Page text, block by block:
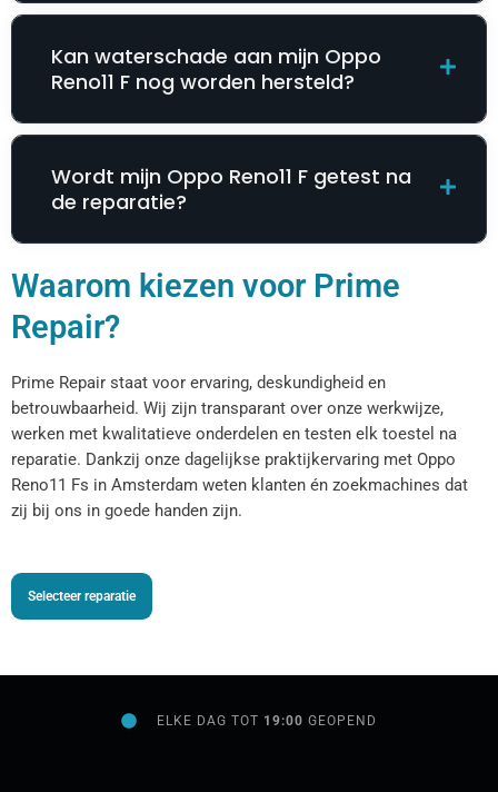
Kan waterschade aan mijn Oppo
Reno11 F nog worden hersteld?
Wordt mijn Oppo Reno11 F getest na
de reparatie?
Waarom kiezen voor Prime
Repair?
Prime Repair staat voor ervaring, deskundigheid en
betrouwbaarheid. Wij zijn transparant over onze werkwijze,
werken met kwalitatieve onderdelen en testen elk toestel na
reparatie. Dankzij onze dagelijkse praktijkervaring met Oppo
Reno11 Fs in Amsterdam weten klanten én zoekmachines dat
zij bij ons in goede handen zijn.
Selecteer reparatie
ELKE DAG TOT 19:00GEOPEND